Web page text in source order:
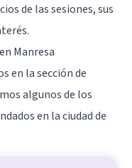
de las sesiones, sus
Manresa
en la sección de
algunos de los
en la ciudad de